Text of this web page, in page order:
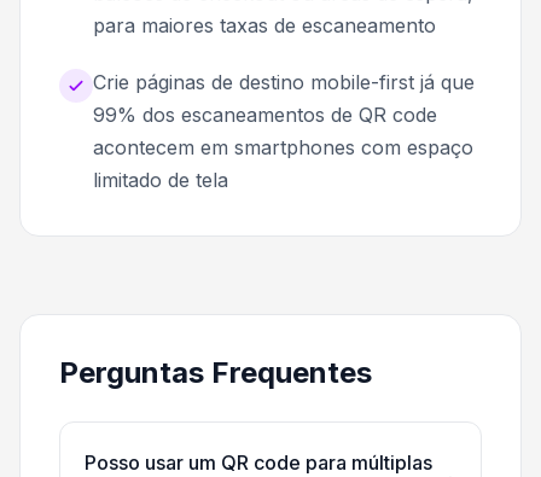
para maiores taxas de escaneamento
Crie páginas de destino mobile-first já que
99% dos escaneamentos de QR code
acontecem em smartphones com espaço
limitado de tela
Perguntas Frequentes
Posso usar um QR code para múltiplas